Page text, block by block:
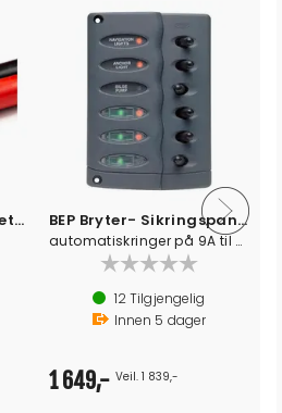
El. kabel fortinnet - Metervare
4.3 av 5 mulige
BEP Bryter- Sikringspanel m/ 6 brytere
automatiskringer på 9A til hver bryter
12Tilgjengelig
Innen 5 dager
1 649,- Veil. 1 839,-